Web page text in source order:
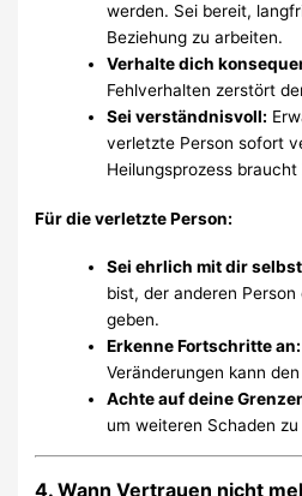
werden. Sei bereit,
Beziehung zu arbeiten.
Verhalte dich
Fehlverhalten zerstört
Sei verständnisvoll:
verletzte Person sofort
Heilungsprozess braucht
Für die verletzte Person:
Sei ehrlich mit dir
bist, der anderen
geben.
Erkenne Fortschritte an:
Veränderungen kann
Achte auf deine
um weiteren Schaden
4. Wann Vertrauen nicht